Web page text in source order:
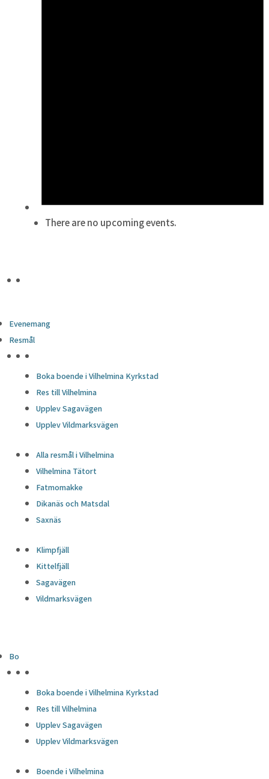
There are no upcoming events.
Evenemang
Resmål
Boka boende i Vilhelmina Kyrkstad
Res till Vilhelmina
Upplev Sagavägen
Upplev Vildmarksvägen
Alla resmål i Vilhelmina
Vilhelmina Tätort
Fatmomakke
Dikanäs och Matsdal
Saxnäs
Klimpfjäll
Kittelfjäll
Sagavägen
Vildmarksvägen
Bo
Boka boende i Vilhelmina Kyrkstad
Res till Vilhelmina
Upplev Sagavägen
Upplev Vildmarksvägen
Boende i Vilhelmina